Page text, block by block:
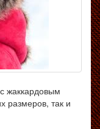
жаккардовым
размеров, так и